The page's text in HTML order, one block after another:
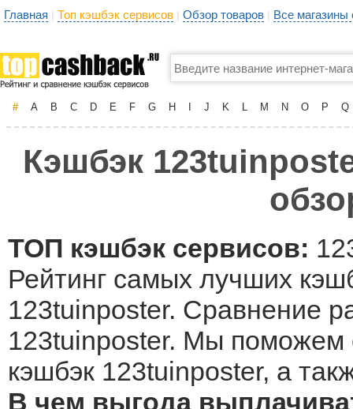
Главная | Топ кэшбэк сервисов | Обзор товаров | Все
# A B C D E F G H J K L M N O P Q
Кэшбэк
ТОП кэшбэк сервисов:
Рейтинг самых лучших
123tuinposter. Сравнение
123tuinposter. Мы поможем
кэшбэк 123tuinposter, а
В чем выгода